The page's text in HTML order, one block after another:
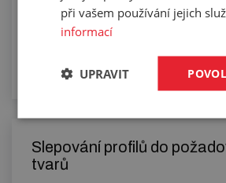
Slepování profilů do
tvarů
při vašem používání jejich
informací
UPRAVIT